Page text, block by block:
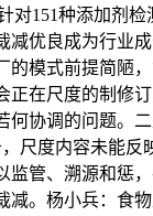
151种添加剂
优良成为行业
模式前提简陋
在尺度的制修
协调的问题。
尺度内容未能反
管、溯源和惩
。杨小兵：食